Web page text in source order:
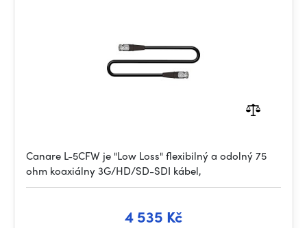
Canare L-5CFW je "Low Loss" flexibilný a odolný 75
ohm koaxiálny 3G/HD/SD-SDI kábel,
4 535 Kč